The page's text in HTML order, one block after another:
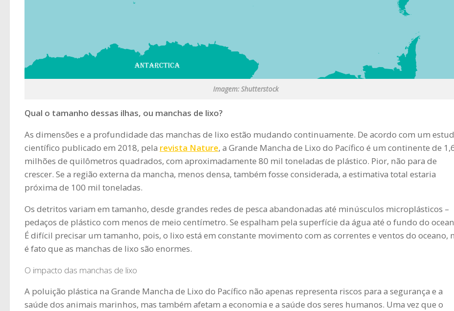
Imagem: Shutterstock
Qual o tamanho dessas ilhas, ou manchas de lixo?
As dimensões e a profundidade das manchas de lixo estão mudando continuamente. De acordo com um
científico publicado em 2018, pela revista Nature, a Grande Mancha de Lixo do Pacífico é um continente de
milhões de quilômetros quadrados, com aproximadamente 80 mil toneladas de plástico. Pior, não para de
crescer. Se a região externa da mancha, menos densa, também fosse considerada, a estimativa total estaria
próxima de 100 mil toneladas.
Os detritos variam em tamanho, desde grandes redes de pesca abandonadas até minúsculos microplásticos –
pedaços de plástico com menos de meio centímetro. Se espalham pela superfície da água até o fundo do
É difícil precisar um tamanho, pois, o lixo está em constante movimento com as correntes e ventos do oceano,
é fato que as manchas de lixo são enormes.
O impacto das manchas de lixo
A poluição plástica na Grande Mancha de Lixo do Pacífico não apenas representa riscos para a segurança e a
saúde dos animais marinhos, mas também afetam a economia e a saúde dos seres humanos. Uma vez que o